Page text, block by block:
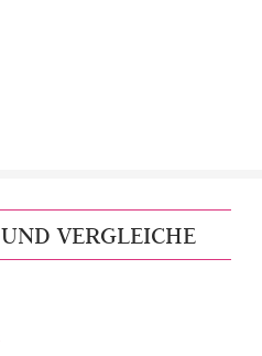
VERGLEICHE